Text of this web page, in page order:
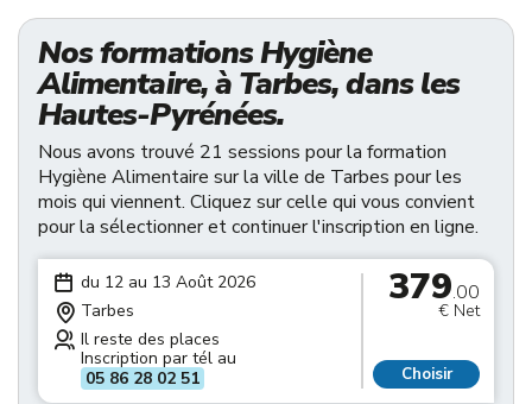
Nos formations Hygiène
Alimentaire, à Tarbes, dans les
Hautes-Pyrénées.
Nous avons trouvé 21 sessions pour la formation
Hygiène Alimentaire sur la ville de Tarbes pour les
mois qui viennent. Cliquez sur celle qui vous convient
pour la sélectionner et continuer l'inscription en ligne.
du 12 au 13 Août 2026
Tarbes
Il reste des places
Inscription par tél au
05 86 28 02 51
379.00
€ Net
Choisir